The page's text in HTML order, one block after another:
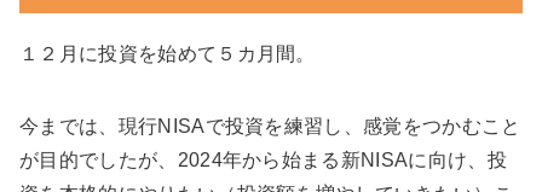
１２月に投資を始めて５カ月間。
今までは、現行NISAで投資を練習し、感覚をつかむこと
が目的でしたが、2024年から始まる新NISAに向け、投